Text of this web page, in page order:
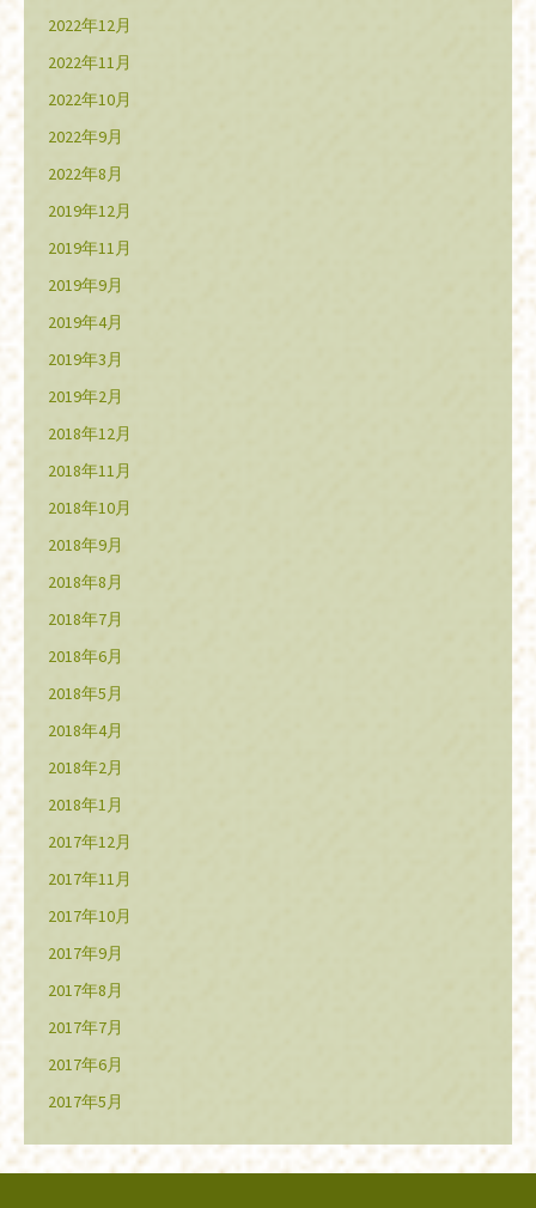
2022年12月
2022年11月
2022年10月
2022年9月
2022年8月
2019年12月
2019年11月
2019年9月
2019年4月
2019年3月
2019年2月
2018年12月
2018年11月
2018年10月
2018年9月
2018年8月
2018年7月
2018年6月
2018年5月
2018年4月
2018年2月
2018年1月
2017年12月
2017年11月
2017年10月
2017年9月
2017年8月
2017年7月
2017年6月
2017年5月